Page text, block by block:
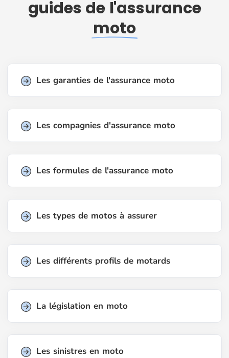
guides de l'assurance
moto
Les garanties de l'assurance moto
Les compagnies d'assurance moto
Les formules de l'assurance moto
Les types de motos à assurer
Les différents profils de motards
La législation en moto
Les sinistres en moto